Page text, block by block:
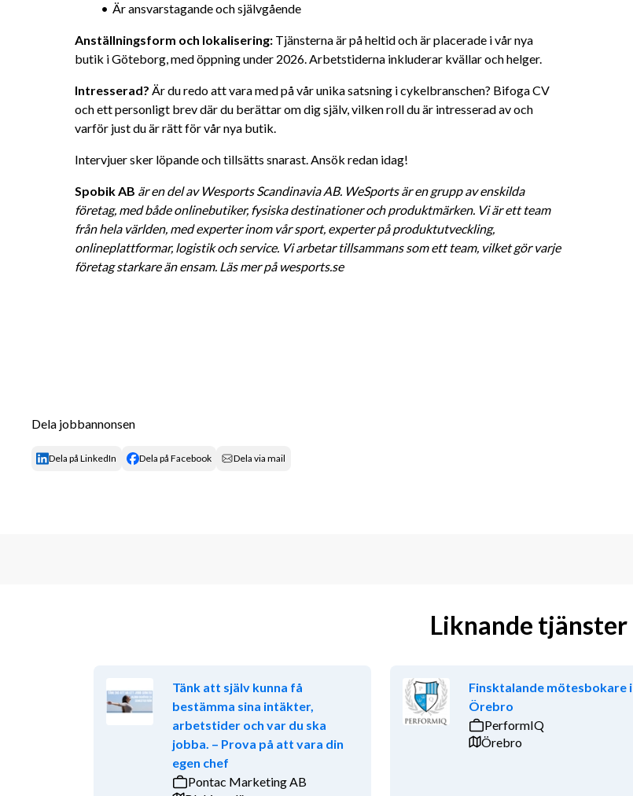
Är ansvarstagande och självgående
Anställningsform och lokalisering: Tjänsterna är på heltid och är placerade i vår nya
butik i Göteborg, med öppning under 2026. Arbetstiderna inkluderar kvällar och helger.
Intresserad? Är du redo att vara med på vår unika satsning i cykelbranschen? Bifoga CV
och ett personligt brev där du berättar om dig själv, vilken roll du är intresserad av och
varför just du är rätt för vår nya butik.
Intervjuer sker löpande och tillsätts snarast. Ansök redan idag!
Spobik AB är en del av Wesports Scandinavia AB. WeSports är en grupp av enskilda
företag, med både onlinebutiker, fysiska destinationer och produktmärken. Vi är ett team
från hela världen, med experter inom vår sport, experter på produktutveckling,
onlineplattformar, logistik och service. Vi arbetar tillsammans som ett team, vilket gör varje
företag starkare än ensam. Läs mer på wesports.se
Dela jobbannonsen
Dela på LinkedIn Dela på Facebook Dela via mail
Liknande tjänster
Tänk att själv kunna få
bestämma sina intäkter,
arbetstider och var du ska
jobba. – Prova på att vara din
egen chef
Pontac Marketing AB
Finsktalande mötesbokare i
Örebro
PerformIQ
Örebro